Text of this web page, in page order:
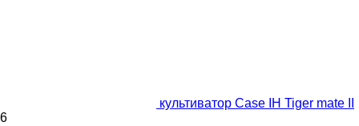
культиватор Case IH Tiger mate II
6